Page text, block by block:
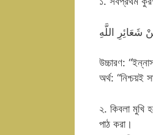
شَعَائِرِ اللَّهِ
উচ্চারণ:
অর্থ: “নিশ্চয়ই
২. কিবলা মুখি
পাঠ করা।